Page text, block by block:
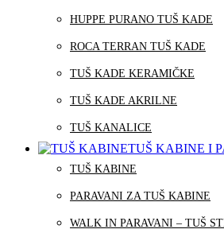
HUPPE PURANO TUŠ KADE
ROCA TERRAN TUŠ KADE
TUŠ KADE KERAMIČKE
TUŠ KADE AKRILNE
TUŠ KANALICE
TUŠ KABINE I
TUŠ KABINE
PARAVANI ZA TUŠ KABINE
WALK IN PARAVANI – TUŠ